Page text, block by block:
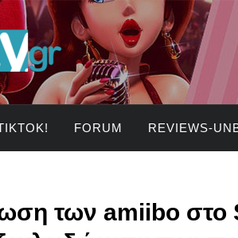
FORUM REVIEWS-
των amiibo στο